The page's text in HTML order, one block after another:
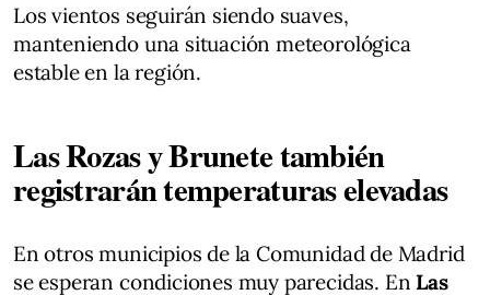
Los vientos seguirán siendo suaves,
manteniendo una situación meteorológica
estable en la región.
Las Rozas y Brunete también
registrarán temperaturas elevadas
En otros municipios de la Comunidad de Madrid
se esperan condiciones muy parecidas. En Las